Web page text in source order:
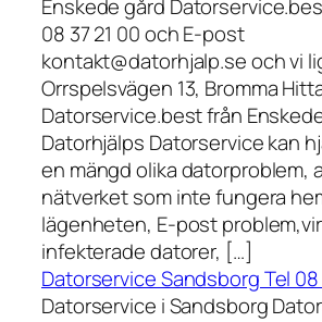
Enskede gård
08 37 21 00 och E-post
kontakt@datorhjalp.se och vi
Orrspelsvägen 13, Bromma
Datorservice.best från
Datorhjälps Datorservice kan
en mängd olika datorproblem,
nätverket som inte fungera
lägenheten, E-post
infekterade datorer, […]
Datorservice Sandsborg Tel 08
Datorservice i Sandsborg